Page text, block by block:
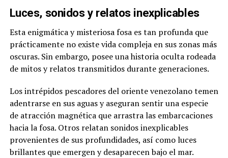
Luces, sonidos y relatos inexplicables
Esta enigmática y misteriosa fosa es tan profunda que
prácticamente no existe vida compleja en sus zonas más
oscuras. Sin embargo, posee una historia oculta rodeada
de mitos y relatos transmitidos durante generaciones.
Los intrépidos pescadores del oriente venezolano temen
adentrarse en sus aguas y aseguran sentir una especie
de atracción magnética que arrastra las embarcaciones
hacia la fosa. Otros relatan sonidos inexplicables
provenientes de sus profundidades, así como luces
brillantes que emergen y desaparecen bajo el mar.